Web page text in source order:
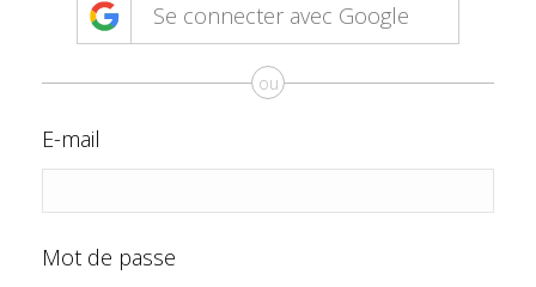
Se connecter avec Google
ou
E-mail
Mot de passe